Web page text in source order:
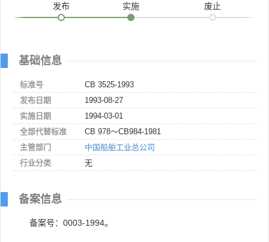
发布 实施 废止
基础信息
标准号
CB 3525-1993
发布日期
1993-08-27
实施日期
1994-03-01
全部代替标准
CB 978～CB984-1981
主管部门
中国船舶工业总公司
行业分类
无
备案信息
备案号：0003-1994。